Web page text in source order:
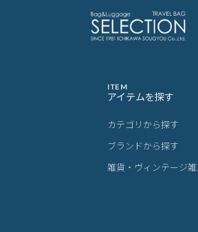
ITEM
アイテムを探す
カテゴリから探す
ブランドから探す
雑貨・ヴィンテージ